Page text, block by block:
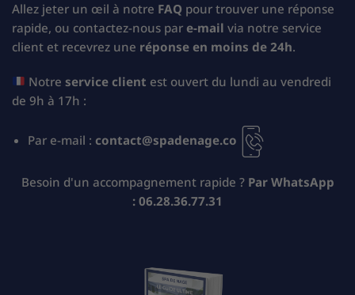
Allez jeter un œil à notre FAQ pour trouver une réponse
rapide, ou contactez-nous par e-mail via notre service
client et recevrez une réponse en moins de 24h.
Notreservice client est ouvert du lundi au vendredi
de 9h à 17h :
Par e-mail : contact@spadenage.co
Besoin d'un accompagnement rapide ? Par WhatsApp
: 06.28.36.77.31